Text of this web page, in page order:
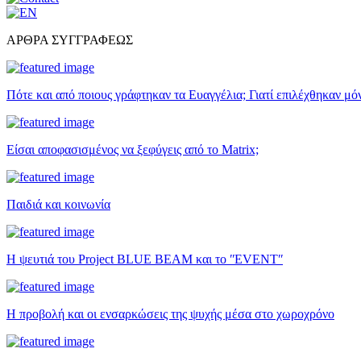
ΑΡΘΡΑ ΣΥΓΓΡΑΦΕΩΣ
Πότε και από ποιους γράφτηκαν τα Ευαγγέλια; Γιατί επιλέχθηκαν
Είσαι αποφασισμένος να ξεφύγεις από το Matrix;
Παιδιά και κοινωνία
Η ψευτιά του Project BLUE BEAM και το ʺEVENTʺ
Η προβολή και οι ενσαρκώσεις της ψυχής μέσα στο χωροχρόνο